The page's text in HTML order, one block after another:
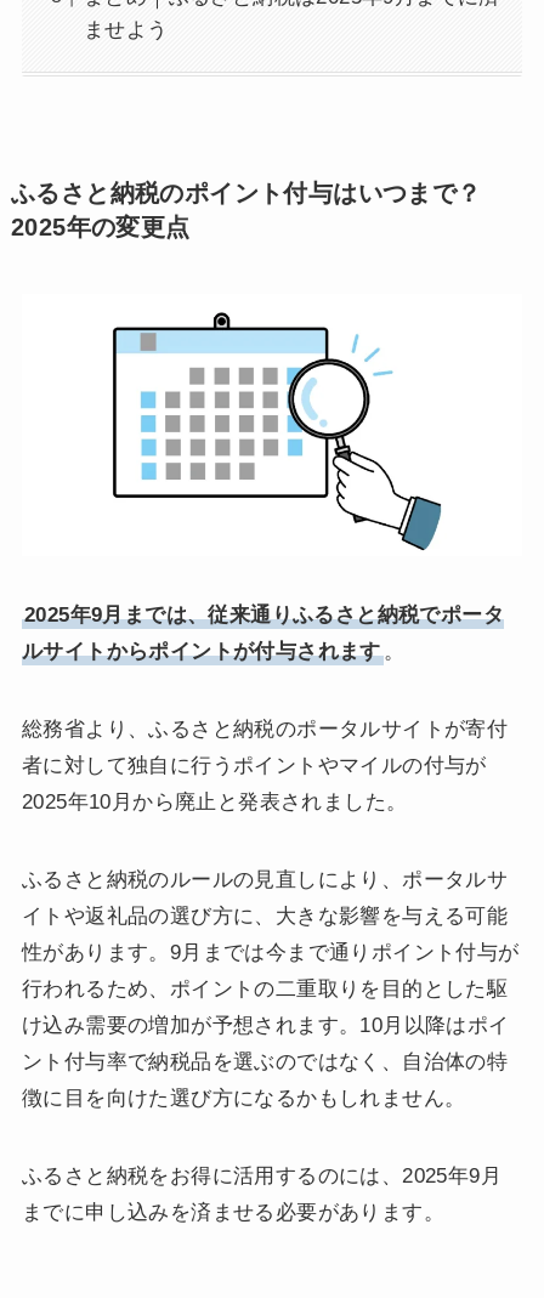
ませよう
ふるさと納税のポイント付与はいつまで？
2025年の変更点
2025年9月までは、従来通りふるさと納税でポータ
ルサイトからポイントが付与されます。
総務省より、ふるさと納税のポータルサイトが寄付
者に対して独自に行うポイントやマイルの付与が
2025年10月から廃止と発表されました。
ふるさと納税のルールの見直しにより、ポータルサ
イトや返礼品の選び方に、大きな影響を与える可能
性があります。9月までは今まで通りポイント付与が
行われるため、ポイントの二重取りを目的とした駆
け込み需要の増加が予想されます。10月以降はポイ
ント付与率で納税品を選ぶのではなく、自治体の特
徴に目を向けた選び方になるかもしれません。
ふるさと納税をお得に活用するのには、2025年9月
までに申し込みを済ませる必要があります。